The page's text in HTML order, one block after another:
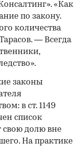
«Как
по закону.
количества
— Всегда
законы
в ст. 1149
список
свою долю вне
На практике